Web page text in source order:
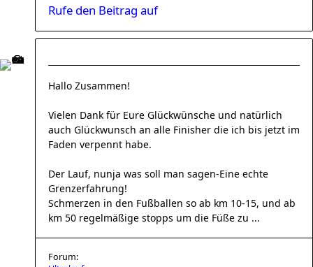
Rufe den Beitrag auf
Hallo Zusammen!
Vielen Dank für Eure Glückwünsche und natürlich
auch Glückwunsch an alle Finisher die ich bis jetzt im
Faden verpennt habe.
Der Lauf, nunja was soll man sagen-Eine echte
Grenzerfahrung!
Schmerzen in den Fußballen so ab km 10-15, und ab
km 50 regelmäßige stopps um die Füße zu ...
Forum: